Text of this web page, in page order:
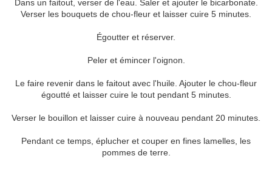
Dans un faitout, verser de l'eau. Saler et ajouter le bicarbonate.
Verser les bouquets de chou-fleur et laisser cuire 5 minutes.
Égoutter et réserver.
Peler et émincer l'oignon.
Le faire revenir dans le faitout avec l'huile. Ajouter le chou-fleur
égoutté et laisser cuire le tout pendant 5 minutes.
Verser le bouillon et laisser cuire à nouveau pendant 20 minutes.
Pendant ce temps, éplucher et couper en fines lamelles, les
pommes de terre.